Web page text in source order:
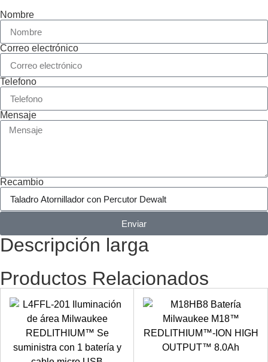
Nombre
Correo electrónico
Telefono
Mensaje
Recambio
Enviar
Descripción larga
Productos Relacionados